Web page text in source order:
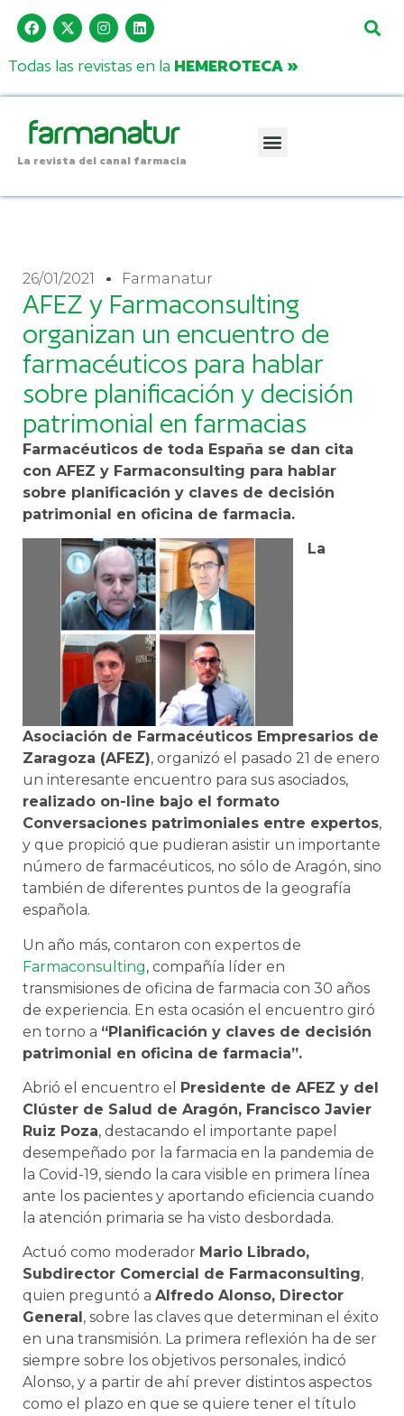
Todas las revistas en la HEMEROTECA »
La revista del canal farmacia
26/01/2021 Farmanatur
AFEZ y Farmaconsulting
organizan un encuentro de
farmacéuticos para hablar
sobre planificación y decisión
patrimonial en farmacias
Farmacéuticos de toda España se dan cita
con AFEZ y Farmaconsulting para hablar
sobre planificación y claves de decisión
patrimonial en oficina de farmacia.
La
Asociación de Farmacéuticos Empresarios de
Zaragoza (AFEZ), organizó el pasado 21 de enero
un interesante encuentro para sus asociados,
realizado on-line bajo el formato
Conversaciones patrimoniales entre expertos,
y que propició que pudieran asistir un importante
número de farmacéuticos, no sólo de Aragón, sino
también de diferentes puntos de la geografía
española.
Un año más, contaron con expertos de
Farmaconsulting, compañía líder en
transmisiones de oficina de farmacia con 30 años
de experiencia. En esta ocasión el encuentro giró
en torno a “Planificación y claves de decisión
patrimonial en oficina de farmacia”.
Abrió el encuentro el Presidente de AFEZ y del
Clúster de Salud de Aragón, Francisco Javier
Ruiz Poza, destacando el importante papel
desempeñado por la farmacia en la pandemia de
la Covid-19, siendo la cara visible en primera línea
ante los pacientes y aportando eficiencia cuando
la atención primaria se ha visto desbordada.
Actuó como moderador Mario Librado,
Subdirector Comercial de Farmaconsulting,
quien preguntó a Alfredo Alonso, Director
General , sobre las claves que determinan el éxito
en una transmisión. La primera reflexión ha de ser
siempre sobre los objetivos personales, indicó
Alonso, y a partir de ahí prever distintos aspectos
como el plazo en que se quiere tener el título